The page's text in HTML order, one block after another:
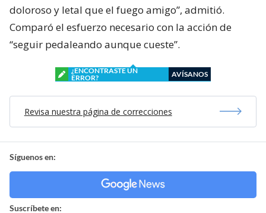
doloroso y letal que el fuego amigo”, admitió.
Comparó el esfuerzo necesario con la acción de
“seguir pedaleando aunque cueste”.
¿ENCONTRASTE UN
ERROR?
AVÍSANOS
Revisa nuestra página de correcciones
Síguenos en:
Suscríbete en: